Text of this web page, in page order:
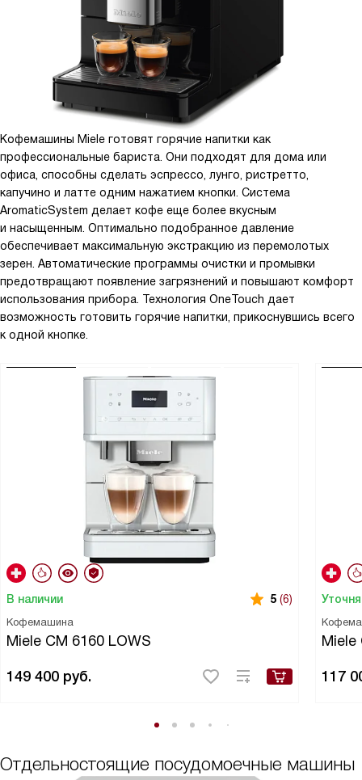
Кофемашины Miele готовят горячие напитки как
профессиональные бариста. Они подходят для дома или
офиса, способны сделать эспрессо, лунго, ристретто,
капучино и латте одним нажатием кнопки. Система
AromaticSystem делает кофе еще более вкусным
и насыщенным. Оптимально подобранное давление
обеспечивает максимальную экстракцию из перемолотых
зерен. Автоматические программы очистки и промывки
предотвращают появление загрязнений и повышают комфорт
использования прибора. Технология OneTouch дает
возможность готовить горячие напитки, прикоснувшись всего
к одной кнопке.
В наличии 5 (6)
Кофемашина
Miele CM 6160 LOWS
149 400 руб.
Miele
117
Отдельностоящие посудомоечные машины